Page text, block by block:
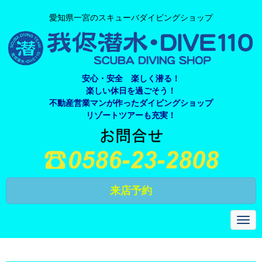
愛知県一宮のスキューバダイビングショップ
安心・安全 楽しく潜る！
楽しい休日を過ごそう！
不動産営業マンが作ったダイビングショップ
リゾートツアーも充実！
来店予約
N
a
v